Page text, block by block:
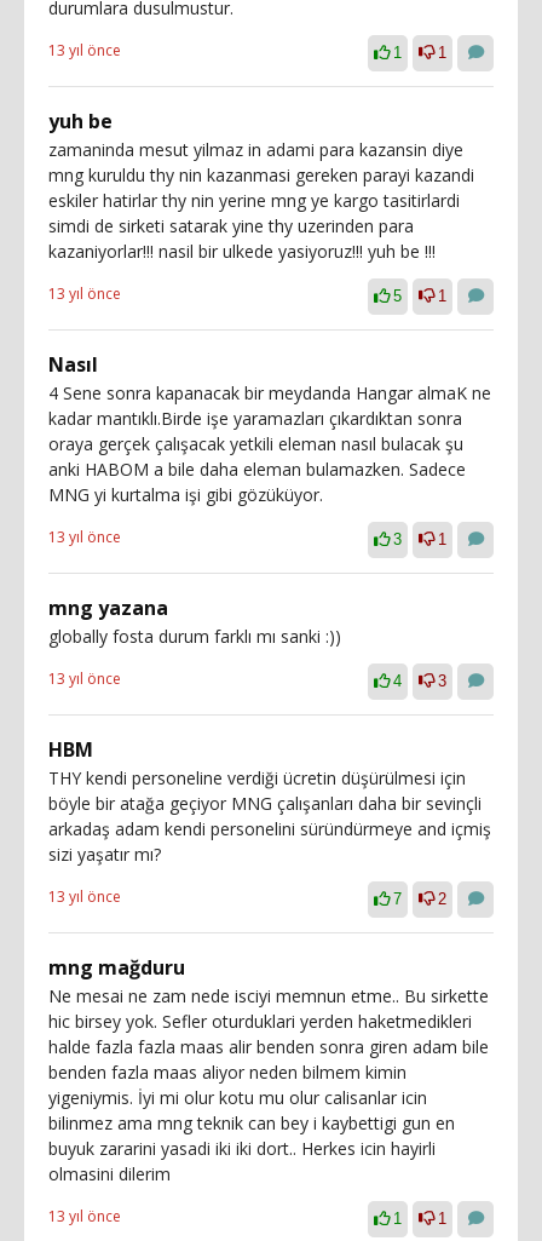
durumlara dusulmustur.
13 yıl önce 1 1
yuh be
zamaninda mesut yilmaz in adami para kazansin diye
mng kuruldu thy nin kazanmasi gereken parayi kazandi
eskiler hatirlar thy nin yerine mng ye kargo tasitirlardi
simdi de sirketi satarak yine thy uzerinden para
kazaniyorlar!!! nasil bir ulkede yasiyoruz!!! yuh be !!!
13 yıl önce 5 1
Nasıl
4 Sene sonra kapanacak bir meydanda Hangar almaK ne
kadar mantıklı.Birde işe yaramazları çıkardıktan sonra
oraya gerçek çalışacak yetkili eleman nasıl bulacak şu
anki HABOM a bile daha eleman bulamazken. Sadece
MNG yi kurtalma işi gibi gözüküyor.
13 yıl önce 3 1
mng yazana
globally fosta durum farklı mı sanki :))
13 yıl önce 4 3
HBM
THY kendi personeline verdiği ücretin düşürülmesi için
böyle bir atağa geçiyor MNG çalışanları daha bir sevinçli
arkadaş adam kendi personelini süründürmeye and içmiş
sizi yaşatır mı?
13 yıl önce 7 2
mng mağduru
Ne mesai ne zam nede isciyi memnun etme.. Bu sirkette
hic birsey yok. Sefler oturduklari yerden haketmedikleri
halde fazla fazla maas alir benden sonra giren adam bile
benden fazla maas aliyor neden bilmem kimin
yigeniymis. İyi mi olur kotu mu olur calisanlar icin
bilinmez ama mng teknik can bey i kaybettigi gun en
buyuk zararini yasadi iki iki dort.. Herkes icin hayirli
olmasini dilerim
13 yıl önce 1 1